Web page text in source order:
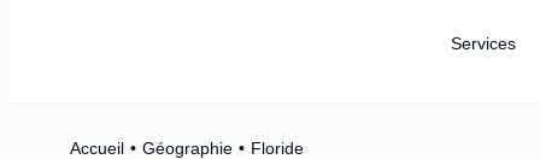
Main
Services
Accueil • Géographie • Floride